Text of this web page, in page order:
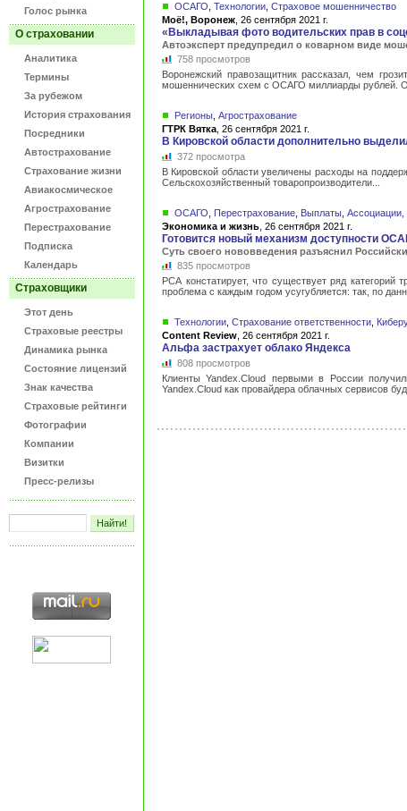
Голос рынка
О страховании
Аналитика
Термины
За рубежом
История страхования
Посредники
Автострахование
Страхование жизни
Авиакосмическое
Агрострахование
Перестрахование
Подписка
Календарь
Страховщики
Этот день
Страховые реестры
Динамика рынка
Состояние лицензий
Знак качества
Страховые рейтинги
Фотографии
Компании
Визитки
Пресс-релизы
ОСАГО Технологии Страховое мошенничество
Моё!, Воронеж 26 сентября 2021 г.
«Выкладывая фото водительских прав в
Автоэксперт предупредил о коварном виде
758 просмотров
Воронежский правозащитник рассказал, чем
мошеннических схем с ОСАГО миллиарды рублей.
Регионы Агрострахование
ГТРК Вятка 26 сентября 2021 г.
В Кировской области дополнительно
372 просмотра
В Кировской области увеличены расходы на
Сельскохозяйственный товаропроизводители...
ОСАГО
Перестрахование Выплаты
Экономика и жизнь 26 сентября 2021 г.
Готовится новый механизм доступности
Суть своего нововведения разъяснил
835 просмотров
РСА констатирует, что существует ряд
проблема с каждым годом усугубляется: так, по
Технологии Страхование ответственности
Content Review 26 сентября 2021 г.
Альфа застрахует облако Яндекса
808 просмотров
Клиенты Yandex.Cloud первыми в России
Yandex.Cloud как провайдера облачных сервисов